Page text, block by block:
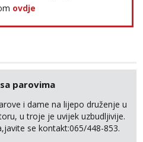
ovdje
parovima
i dame na lijepo druženje u
u troje je uvijek uzbudljivije.
se kontakt:065/448-853.